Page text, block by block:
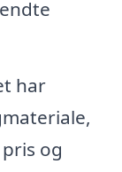
har
og